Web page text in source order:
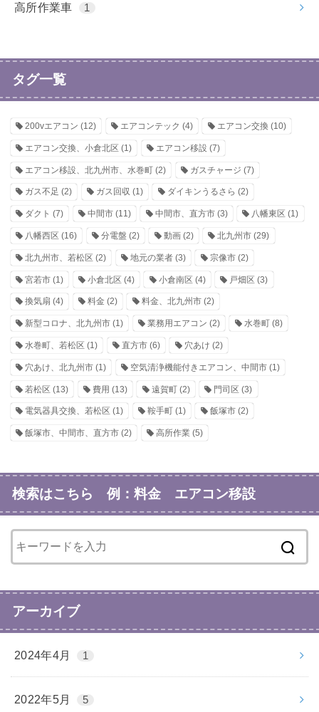
高所作業車 1
タグ一覧
200vエアコン (12) エアコンテック (4) エアコン交換 (10)
エアコン交換、小倉北区 (1) エアコン移設 (7)
エアコン移設、北九州市、水巻町 (2) ガスチャージ (7)
ガス不足 (2) ガス回収 (1) ダイキンうるさら (2)
ダクト (7) 中間市(11) 中間市、直方市(3) 八幡東区 (1)
八幡西区 (16) 分電盤 (2) 動画(2) 北九州市 (29)
北九州市、若松区 (2) 地元の業者(3) 宗像市(2)
宮若市 (1) 小倉北区 (4) 小倉南区 (4) 戸畑区 (3)
換気扇 (4) 料金 (2) 料金、北九州市(2)
新型コロナ、北九州市 (1) 業務用エアコン (2) 水巻町(8)
水巻町、若松区 (1) 直方市(6) 穴あけ (2)
穴あけ、北九州市 (1) 空気清浄機能付きエアコン、中間市(1)
若松区 (13) 費用 (13) 遠賀町(2) 門司区 (3)
電気器具交換、若松区 (1) 鞍手町(1) 飯塚市(2)
飯塚市、中間市、直方市 (2) 高所作業(5)
検索はこちら 例：料金 エアコン移設
アーカイブ
2024年4月 1
2022年5月 5